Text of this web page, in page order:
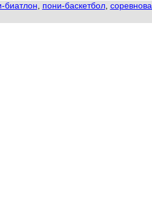
биатлон пони-баскетбол,